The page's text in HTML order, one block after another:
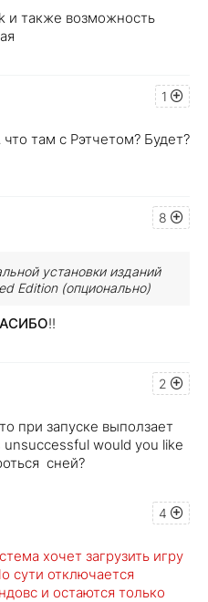
и также возможность
1
там с Рэтчетом? Будет?
8
установки изданий
Edition (опционально)
!!
2
при запуске выползает
would you like
сней?
4
хочет загрузить игру
сути отключается
и остаются только